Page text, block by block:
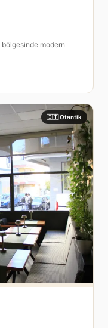
modern
🇮🇹 Otantik